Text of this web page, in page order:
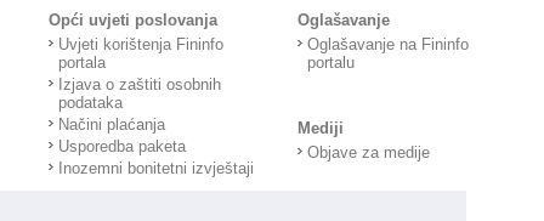
Opći uvjeti poslovanja
Uvjeti korištenja Fininfo
portala
Izjava o zaštiti osobnih
podataka
Načini plaćanja
Usporedba paketa
Inozemni bonitetni izvještaji
Oglašavanje
Oglašavanje na Fininfo
portalu
Mediji
Objave za medije